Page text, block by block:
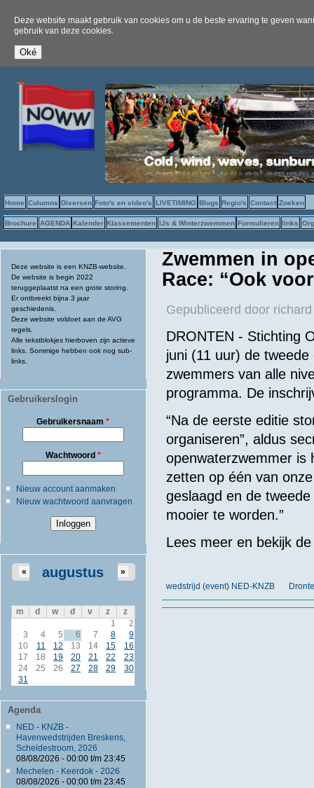
Deze website maakt gebruik van cookies om u de beste ervaring te geven
gebruik van deze cookies.
Home Columns Diversen Foto's en video's LIVETIMING Blogs Regio's Contact Zoeken
Brochure AGENDA Kalender Klassementen IJs & Winterzwemmen Formulieren links
Deze website is een KNZB-website.
De website is begin 2022
teruggeplaatst na een grote storing.
Er ontbreekt bijna 3 jaar
geschiedenis.
Deze website voldoet aan de AVG
regels.
Alle tekstblokjes hierboven zijn actieve
links. Sommige hebben ook nog sub-
links.
Gebruikerslogin
Gebruikersnaam*
Wachtwoord *
Nieuw account aanmaken
Nieuw wachtwoord aanvragen
augustus
« »
m d w d v z
z
1
2
3
4 5 6 7 8
9
10
11 12 13 14 15
16
17
18 19 20 21 22
23
24
25 26 27 28 29
30
31
Agenda
NED - KNZB -
Havenwedstrijden Breskens,
Scheldestroom, 2026
08/08/2026 - 00:00t/m 23:45
Mechelen - Keerdok - 2026
08/08/2026 - 00:00t/m 23:45
Zwemmen in
Race: “Ook
Gepubliceerd door
DRONTEN - Stichting
juni (11 uur) de
zwemmers van alle
programma. De
“Na de eerste editie
organiseren”, aldus
openwaterzwemmer is
zetten op één van
geslaagd en de
mooier te worden.”
Lees meer en bekijk
wedstrijd (event) NED-KNZB